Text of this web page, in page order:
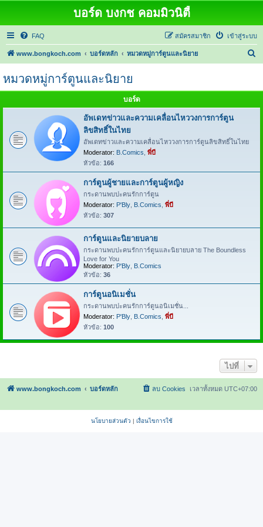
บอร์ด บงกช คอมมิวนิตี้
FAQ เข้าสู่ระบบ
สมัครสมาชิก
www.bongkoch.com บอร์ดหลัก หมวดหมู่การ์ตูนและนิยาย
หมวดหมู่การ์ตูนและนิยาย
บอร์ด
อัพเดทข่าวและความเคลื่อนไหววงการการ์ตูน
ลิขสิทธิ์ในไทย
อัพเดทข่าวและความเคลื่อนไหววงการการ์ตูนลิขสิทธิ์ในไทย
Moderator: B.Comics พี่บี
หัวข้อ: 166
การ์ตูนผู้ชายและการ์ตูนผู้หญิง
กระดานพบปะคนรักการ์ตูน
Moderator: P'Bly B.Comics พี่บี
หัวข้อ: 307
การ์ตูนและนิยายบลาย
กระดานพบปะคนรักการ์ตูนและนิยายบลาย The Boundless
Love for You
Moderator: P'Bly B.Comics
หัวข้อ: 36
การ์ตูนอนิเมชั่น
กระดานพบปะคนรักการ์ตูนอนิเมชั่น...
Moderator: P'Bly B.Comics พี่บี
หัวข้อ: 100
ไปที่
www.bongkoch.com บอร์ดหลัก เวลาทั้งหมด UTC+07:00
ลบ Cookies
นโยบายส่วนตัว | เงื่อนไขการใช้